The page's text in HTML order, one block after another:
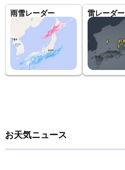
雨雪レーダー 雷レーダー
お天気ニュース